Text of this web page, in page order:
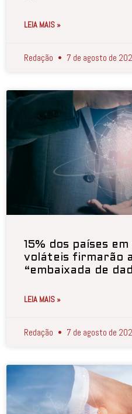
LEIA MAIS »
Redação 7 de agosto de
15% dos países
voláteis firmarão
“embaixada de
LEIA MAIS »
Redação 7 de agosto de